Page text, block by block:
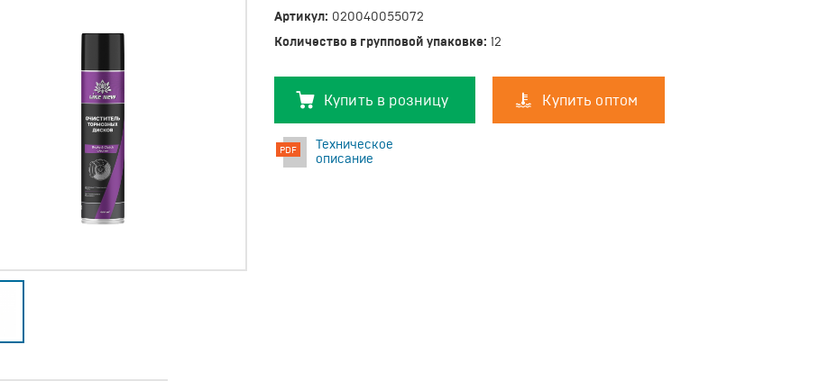
Артикул: 020040055072
Количество в групповой упаковке: 12
Купить в розницу Купить оптом
Техническое
описание